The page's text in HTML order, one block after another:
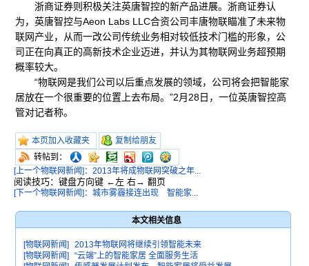
浙商证券则积极关注英唐智控的新产品进展。浙商证券认
为，英唐智控与Aeon Labs LLC合资公司丰唐物联瞄准了未来物
联网产业，从而一改公司传统业务相对较低技术门槛的形象，公
司正在向真正的高新技术企业迈进，并认为其物联网业务超预期
概率较大。
“物联网是我们公司以后重点发展的领域，公司将会把智能家
居放在一个很重要的位置上去布局。”2月28日，一位英唐智控高
管对记者称。
本页加入收藏夹
复制给朋友
转帖到：
[上一个物联网新闻]：2013年将成物联网突破之年...
阅读技巧：键盘方向键 ←左 右→ 翻页
[下一个物联网新闻]：城市雾霾接连出现 智能家...
本文相关信息
[物联网新闻]
2013年物联网将继续引领智能未来
[物联网新闻]
“云端”上的智能家居 全面服务生活